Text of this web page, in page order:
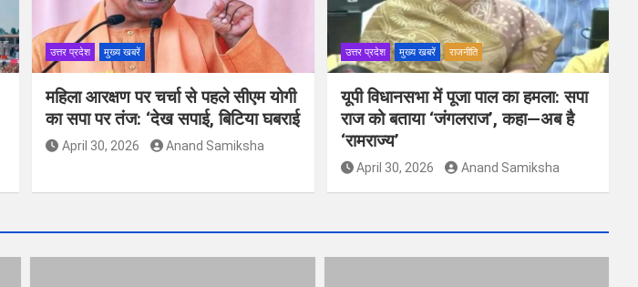
उत्तर प्रदेश मुख्य खबरें
महिला आरक्षण पर चर्चा से पहले सीएम योगी
का सपा पर तंज: ‘देख सपाई, बिटिया घबराई
April 30, 2026 Anand Samiksha
उत्तर प्रदेश मुख्य खबरें राजनीति
यूपी विधानसभा में पूजा पाल का हमला: सपा
राज को बताया ‘जंगलराज’, कहा—अब है
‘रामराज्य’
April 30, 2026 Anand Samiksha